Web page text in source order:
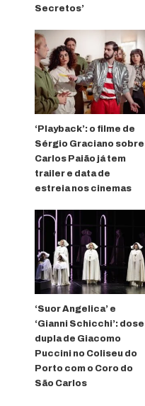
Secretos’
‘Playback’: o filme de
Sérgio Graciano sobre
Carlos Paião já tem
trailer e data de
estreia nos cinemas
‘Suor Angelica’ e
‘Gianni Schicchi’: dose
dupla de Giacomo
Puccini no Coliseu do
Porto com o Coro do
São Carlos